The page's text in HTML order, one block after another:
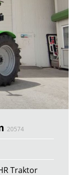
20574
Traktor